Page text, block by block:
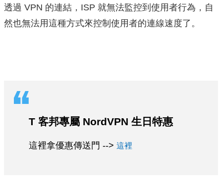
透過 VPN 的連結，ISP 就無法監控到使用者行為，自
然也無法用這種方式來控制使用者的連線速度了。
T 客邦專屬 NordVPN 生日特惠
這裡拿優惠傳送門 --> 這裡